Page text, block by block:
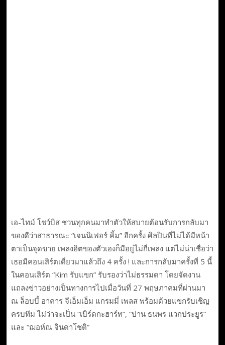
เอ-ไทม์ โชว์บิส ชวนทุกคนมาทำตัวให้สบายต้อนรับการกลับมา
ของดีว่าสาธารณะ “เจนนิเฟอร์ คิ้ม” อีกครั้ง ศิลปินที่ไม่ได้มีหน้า
ตาเป็นจุดขาย เพลงฮิตของตัวเองก็มีอยู่ไม่กี่เพลง แต่ไม่น่าเชื่อว่า
เธอมีคอนเสิร์ตเดี่ยวมาแล้วถึง 4 ครั้ง ! และการกลับมาครั้งที่ 5 นี้
ในคอนเสิร์ต “Kim รับแขก” รับรองว่าไม่ธรรมดา โดยจัดงาน
แถลงข่าวอย่างเป็นทางการไปเมื่อวันที่ 27 พฤษภาคมที่ผ่านมา
ณ ล็อบบี้ อาคาร จีเอ็มเอ็ม แกรมมี่ เพลส พร้อมด้วยแขกรับเชิญ
ครบทีม ไม่ว่าจะเป็น “เบิร์ดกะฮาร์ท”, “ปาน ธนพร แวกประยูร”
และ “ฌอห์ณ จินดาโชติ”